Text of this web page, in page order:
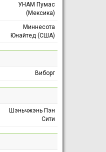
УНАМ Пумас
(Мексика)
Миннесота
Юнайтед (США)
Виборг
Шэньчжэнь Пэн
Сити